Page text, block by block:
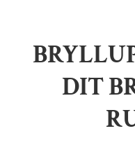
DIT